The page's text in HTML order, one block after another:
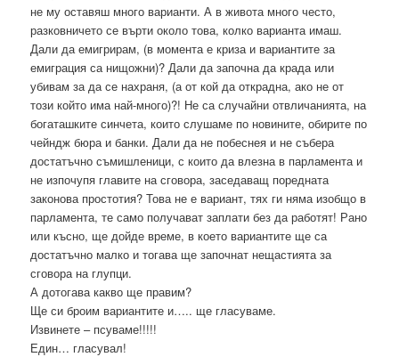
не му оставяш много варианти. А в живота много често,
разковничето се върти около това, колко варианта имаш.
Дали да емигрирам, (в момента е криза и вариантите за
емиграция са нищожни)? Дали да започна да крада или
убивам за да се нахраня, (а от кой да открадна, ако не от
този който има най-много)?! Не са случайни отвличанията, на
богаташките синчета, които слушаме по новините, обирите по
чейндж бюра и банки. Дали да не побеснея и не събера
достатъчно съмишленици, с които да влезна в парламента и
не изпочупя главите на сговора, заседаващ поредната
законова простотия? Това не е вариант, тях ги няма изобщо в
парламента, те само получават заплати без да работят! Рано
или късно, ще дойде време, в което вариантите ще са
достатъчно малко и тогава ще започнат нещастията за
сговора на глупци.
А дотогава какво ще правим?
Ще си броим вариантите и….. ще гласуваме.
Извинете – псуваме!!!!!
Един… гласувал!